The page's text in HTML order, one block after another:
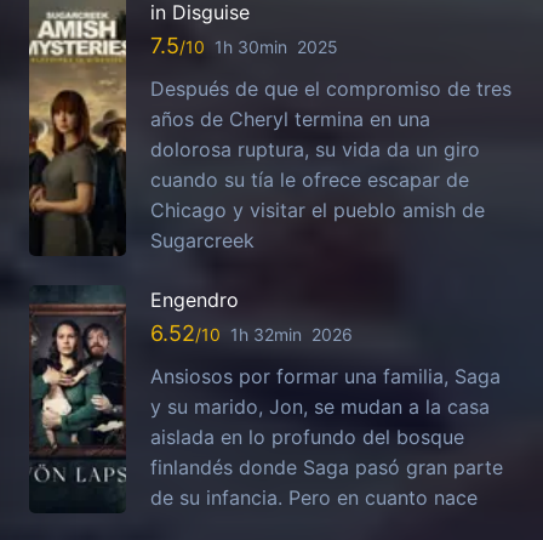
in Disguise
7.5 1h 30min 2025
Después de que el compromiso de tres
años de Cheryl termina en una
dolorosa ruptura, su vida da un giro
cuando su tía le ofrece escapar de
Chicago y visitar el pueblo amish de
Sugarcreek
Engendro
6.52 1h 32min 2026
Ansiosos por formar una familia, Saga
y su marido, Jon, se mudan a la casa
aislada en lo profundo del bosque
finlandés donde Saga pasó gran parte
de su infancia. Pero en cuanto nace